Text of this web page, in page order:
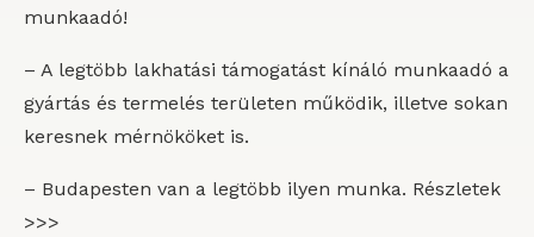
munkaadó!
– A legtöbb lakhatási támogatást kínáló munkaadó a
gyártás és termelés területen működik, illetve sokan
keresnek mérnököket is.
– Budapesten van a legtöbb ilyen munka. Részletek
>>>